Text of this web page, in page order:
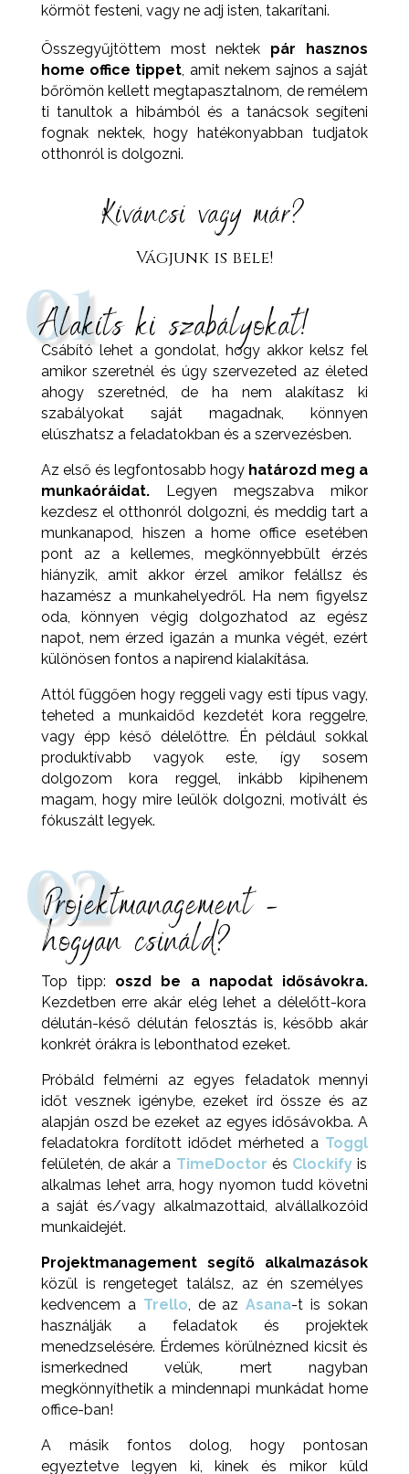
körmöt festeni, vagy ne adj isten, takarítani.
Összegyűjtöttem most nektek pár hasznos
home office tippet, amit nekem sajnos a saját
bőrömön kellett megtapasztalnom, de remélem
ti tanultok a hibámból és a tanácsok segíteni
fognak nektek, hogy hatékonyabban tudjatok
otthonról is dolgozni.
Kíváncsi vagy már?
Vágjunk is bele!
01
Alakíts ki szabályokat!
Csábító lehet a gondolat, hogy akkor kelsz fel
amikor szeretnél és úgy szervezeted az életed
ahogy szeretnéd, de ha nem alakítasz ki
szabályokat saját magadnak, könnyen
elúszhatsz a feladatokban és a szervezésben.
Az első és legfontosabb hogy határozd meg a
munkaóráidat.Legyen megszabva mikor
kezdesz el otthonról dolgozni, és meddig tart a
munkanapod, hiszen a home office esetében
pont az a kellemes, megkönnyebbült érzés
hiányzik, amit akkor érzel amikor felállsz és
hazamész a munkahelyedről. Ha nem figyelsz
oda, könnyen végig dolgozhatod az egész
napot, nem érzed igazán a munka végét, ezért
különösen fontos a napirend kialakítása.
Attól függően hogy reggeli vagy esti típus vagy,
teheted a munkaidőd kezdetét kora reggelre,
vagy épp késő délelőttre. Én például sokkal
produktívabb vagyok este, így sosem
dolgozom kora reggel, inkább kipihenem
magam, hogy mire leülök dolgozni, motivált és
fókuszált legyek.
02
Projektmanagement –
hogyan csináld?
Top tipp: oszd be a napodat idősávokra.
Kezdetben erre akár elég lehet a délelőtt-kora
délután-késő délután felosztás is, később akár
konkrét órákra is lebonthatod ezeket.
Próbáld felmérni az egyes feladatok mennyi
időt vesznek igénybe, ezeket írd össze és az
alapján oszd be ezeket az egyes idősávokba. A
feladatokra fordított idődet mérheted a Toggl
felületén, de akár a TimeDoctor és Clockifyis
alkalmas lehet arra, hogy nyomon tudd követni
a saját és/vagy alkalmazottaid, alvállalkozóid
munkaidejét.⁣
Projektmanagement segítő alkalmazások
közül is rengeteget találsz, az én személyes
kedvencem a Trello, de azAsana-t is sokan
használják a feladatok és projektek
menedzselésére. Érdemes körülnézned kicsit és
ismerkedned velük, mert nagyban
megkönnyíthetik a mindennapi munkádat home
office-ban!⁣⁣⁣
A másik fontos dolog, hogy pontosan
egyeztetve legyen ki, kinek és mikor küld